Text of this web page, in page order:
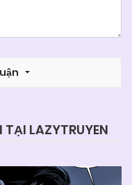
LAZYTRUYEN